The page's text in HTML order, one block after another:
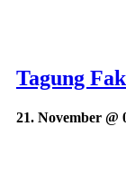
Tagung
21. November @